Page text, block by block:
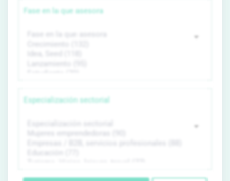
Fase en la que asesora
Especialización sectorial